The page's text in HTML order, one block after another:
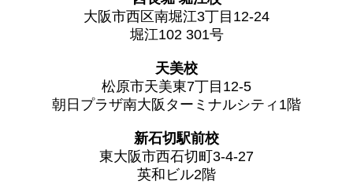
大阪市西区南堀江3丁目12-24
堀江102 301号
天美校
松原市天美東7丁目12-5
朝日プラザ南大阪ターミナルシティ1階
新石切駅前校
東大阪市西石切町3-4-27
英和ビル2階